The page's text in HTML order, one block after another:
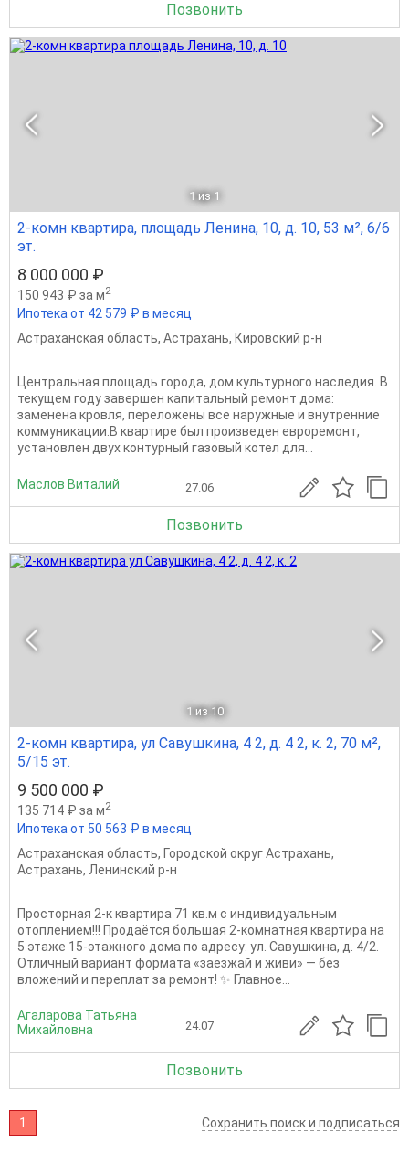
Позвонить
1 из 1
2-комн квартира, площадь Ленина, 10, д. 10, 53 м², 6/6
эт.
8 000 000 ₽
150 943 ₽ за м2
Ипотека от 42 579 ₽ в месяц
Астраханская область, Астрахань, Кировский р-н
Центральная площадь города, дом культурного наследия. В
текущем году завершен капитальный ремонт дома:
заменена кровля, переложены все наружные и внутренние
коммуникации.В квартире был произведен евроремонт,
установлен двух контурный газовый котел для...
Маслов Виталий 27.06
Позвонить
1 из 10
2-комн квартира, ул Савушкина, 4 2, д. 4 2, к. 2, 70 м²,
5/15 эт.
9 500 000 ₽
135 714 ₽ за м2
Ипотека от 50 563 ₽ в месяц
Астраханская область, Городской округ Астрахань,
Астрахань, Ленинский р-н
Просторная 2-к квартира 71 кв.м с индивидуальным
отоплением!!! Продаётся большая 2-комнатная квартира на
5 этаже 15-этажного дома по адресу: ул. Савушкина, д. 4/2.
Отличный вариант формата «заезжай и живи» — без
вложений и переплат за ремонт! ✨ Главное...
Агаларова Татьяна
Михайловна
24.07
Позвонить
1 Сохранить поиск и подписаться